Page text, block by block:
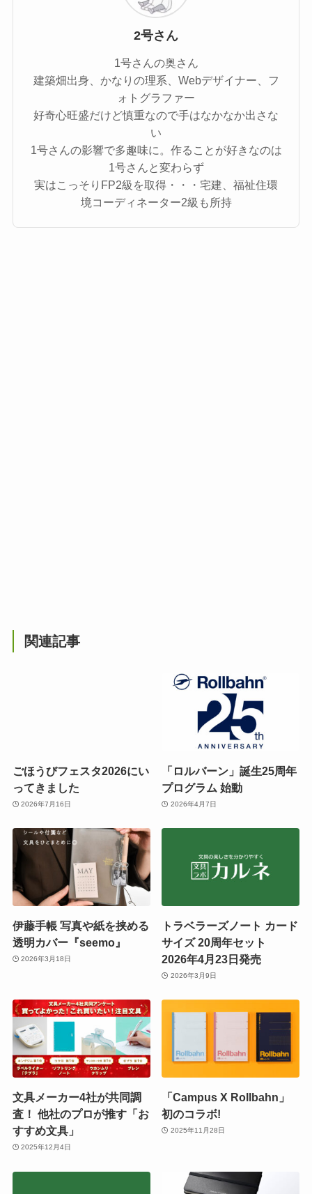
2号さん
1号さんの奥さん
建築畑出身、かなりの理系、Webデザイナー、フ
ォトグラファー
好奇心旺盛だけど慎重なので手はなかなか出さな
い
1号さんの影響で多趣味に。作ることが好きなのは
1号さんと変わらず
実はこっそりFP2級を取得・・・宅建、福祉住環
境コーディネーター2級も所持
関連記事
ごほうびフェスタ2026にい
ってきました
2026年7月16日
「ロルバーン」誕生25周年
プログラム 始動
2026年4月7日
伊藤手帳 写真や紙を挟める
透明カバー『seemo』
2026年3月18日
トラベラーズノート カード
サイズ 20周年セット
2026年4月23日発売
2026年3月9日
文具メーカー4社が共同調
査！ 他社のプロが推す「お
すすめ文具」
2025年12月4日
「Campus X Rollbahn」
初のコラボ!
2025年11月28日